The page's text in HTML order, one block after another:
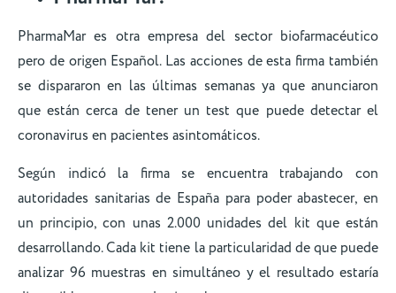
PharmaMar es otra empresa del sector biofarmacéutico
pero de origen Español. Las acciones de esta firma también
se dispararon en las últimas semanas ya que anunciaron
que están cerca de tener un test que puede detectar el
coronavirus en pacientes asintomáticos.
Según indicó la firma se encuentra trabajando con
autoridades sanitarias de España para poder abastecer, en
un principio, con unas 2.000 unidades del kit que están
desarrollando. Cada kit tiene la particularidad de que puede
analizar 96 muestras en simultáneo y el resultado estaría